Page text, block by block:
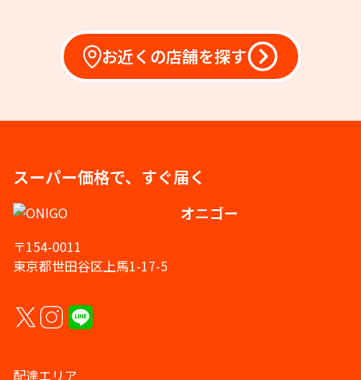
お近くの店舗を探す
スーパー価格で、すぐ届く
オニゴー
〒154-0011
東京都世田谷区上馬1-17-5
配達エリア